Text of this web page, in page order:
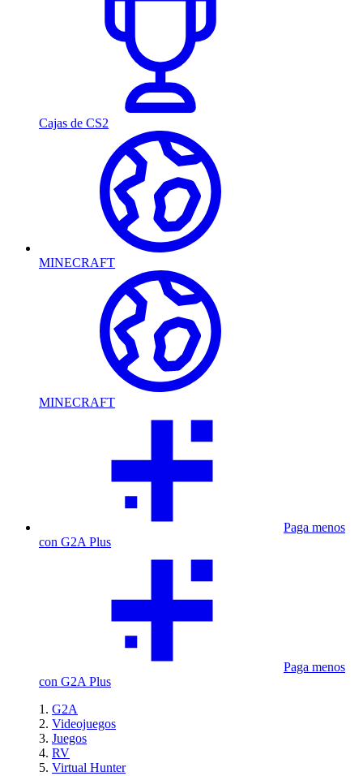
Cajas de CS2
MINECRAFT
MINECRAFT
Paga menos
con G2A Plus
Paga menos
con G2A Plus
G2A
Videojuegos
Juegos
RV
Virtual Hunter